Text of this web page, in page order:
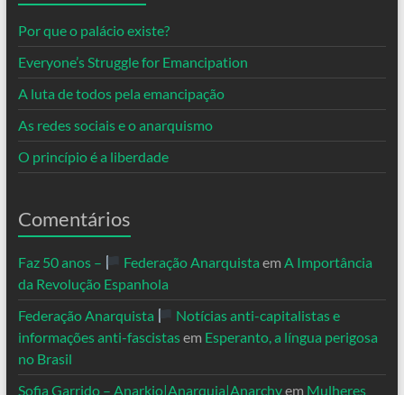
Por que o palácio existe?
Everyone’s Struggle for Emancipation
A luta de todos pela emancipação
As redes sociais e o anarquismo
O princípio é a liberdade
Comentários
Faz 50 anos – Federação Anarquista em A Importância
da Revolução Espanhola
Federação Anarquista
Notícias anti-capitalistas e
informações anti-fascistasem Esperanto, a língua perigosa
no Brasil
Sofia Garrido – Anarkio|Anarquia|Anarchyem Mulheres